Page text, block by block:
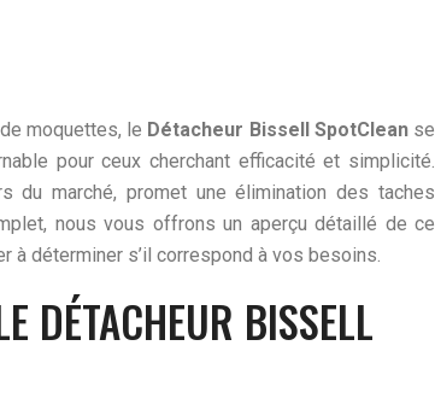
moquettes, le Détacheur Bissell SpotCleanse
pour ceux cherchant efficacité et simplicité.
du marché, promet une élimination des taches
nous vous offrons un aperçu détaillé de ce
à déterminer s’il correspond à vos besoins.
DÉTACHEUR BISSELL